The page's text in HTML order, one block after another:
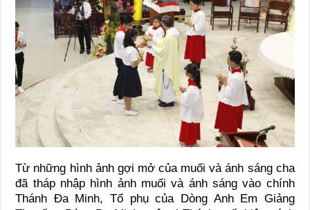
Từ những hình ảnh gợi mở của muối và ánh sáng cha
đã tháp nhập hình ảnh muối và ánh sáng vào chính
Thánh Đa Minh, Tổ phụ của Dòng Anh Em Giảng